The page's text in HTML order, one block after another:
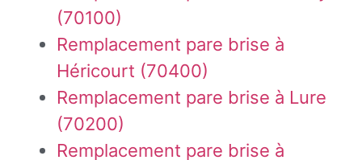
(70100)
Remplacement pare brise à
Héricourt (70400)
Remplacement pare brise à Lure
(70200)
Remplacement pare brise à